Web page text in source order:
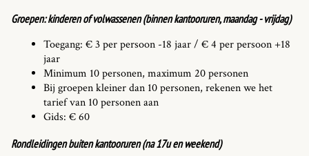
Groepen: kinderen of volwassenen (binnen kantooruren, maandag - vrijdag)
Toegang: € 3 per persoon -18 jaar / € 4 per persoon +18
jaar
Minimum 10 personen, maximum 20 personen
Bij groepen kleiner dan 10 personen, rekenen we het
tarief van 10 personen aan
Gids: € 60
Rondleidingen buiten kantooruren (na 17u en weekend)